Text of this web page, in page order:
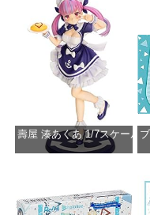
壽屋 湊あくあ 1/7スケール